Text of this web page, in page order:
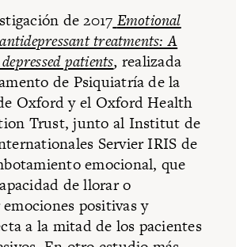
de 2017 Emotional
treatments: A
patients,realizada
de Psiquiatría de la
Oxford y el Oxford Health
Trust, junto al Institut de
Servier IRIS de
emocional, que
de llorar o
positivas y
a la mitad de los pacientes